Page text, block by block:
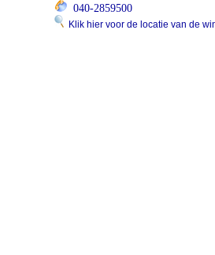
040-2859500
Klik hier voor de locatie van de